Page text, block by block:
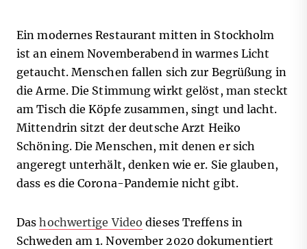
Ein modernes Restaurant mitten in Stockholm
ist an einem Novemberabend in warmes Licht
getaucht. Menschen fallen sich zur Begrüßung in
die Arme. Die Stimmung wirkt gelöst, man steckt
am Tisch die Köpfe zusammen, singt und lacht.
Mittendrin sitzt der deutsche Arzt Heiko
Schöning. Die Menschen, mit denen er sich
angeregt unterhält, denken wie er. Sie glauben,
dass es die Corona-Pandemie nicht gibt.
Dashochwertige Video dieses Treffens in
Schweden am 1. November 2020 dokumentiert